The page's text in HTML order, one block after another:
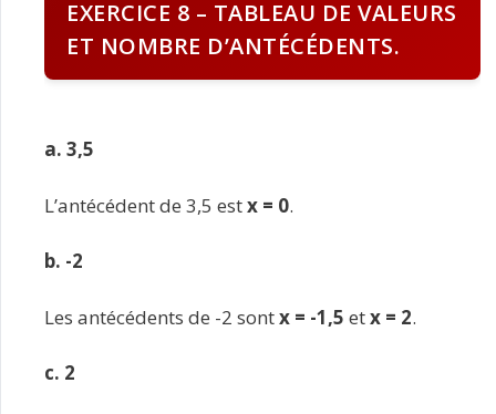
EXERCICE 8 – TABLEAU DE VALEURS
ET NOMBRE D’ANTÉCÉDENTS.
a. 3,5
L’antécédent de 3,5 estx = 0.
b. -2
Les antécédents de -2 sontx = -1,5 etx = 2.
c. 2